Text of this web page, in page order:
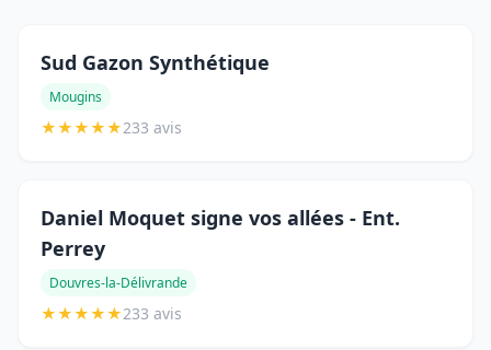
Sud Gazon Synthétique
Mougins
★★★★★233 avis
Daniel Moquet signe vos allées - Ent.
Perrey
Douvres-la-Délivrande
★★★★★233 avis